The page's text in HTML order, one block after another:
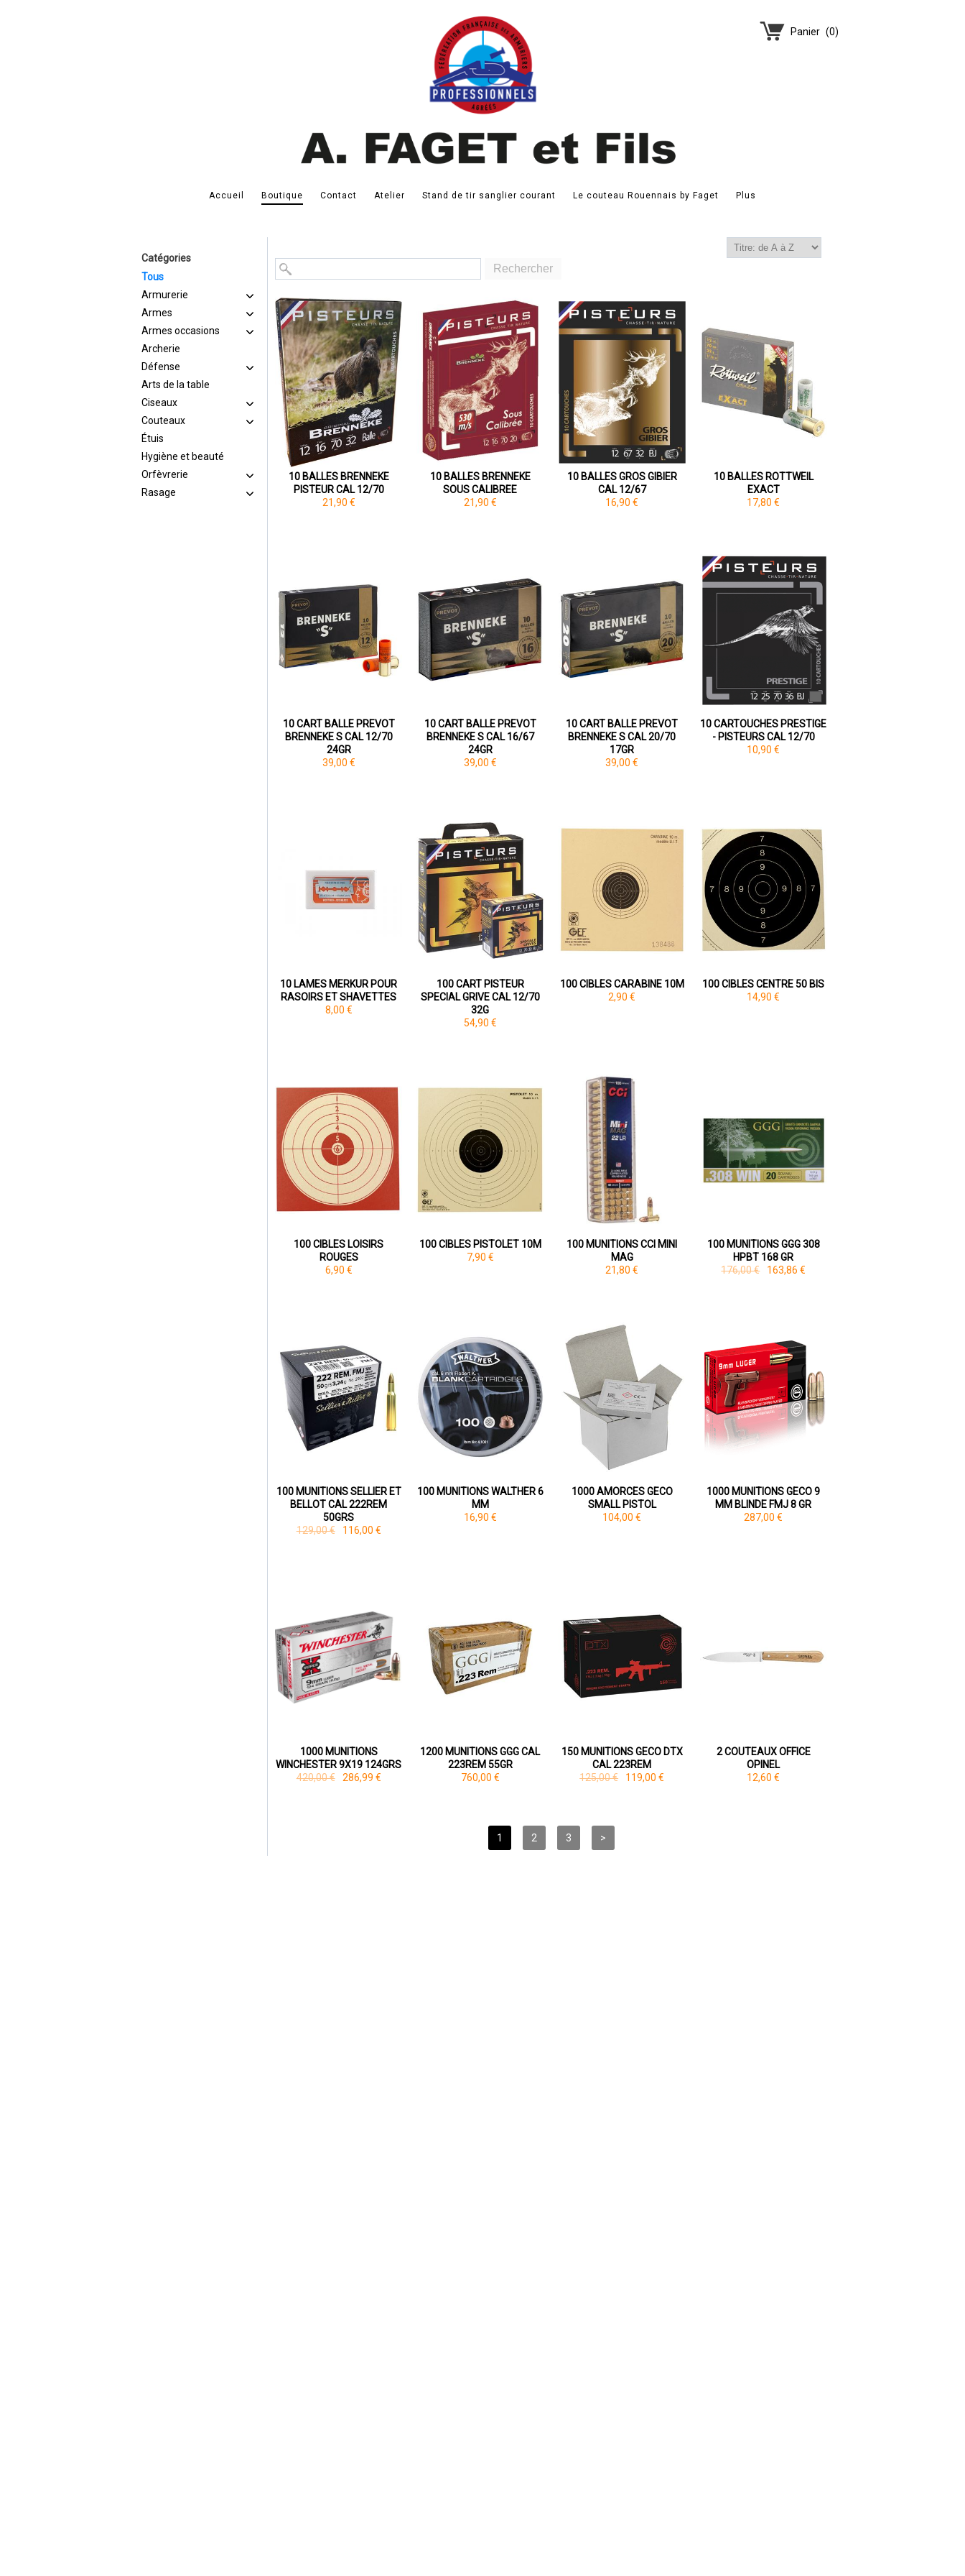
Panier (0)
Accueil Boutique Contact Atelier Stand de tir sanglier courant Le couteau Rouennais by Faget Plus
Catégories
Tous
Armurerie
Armes
Armes occasions
Archerie
Défense
Arts de la table
Ciseaux
Couteaux
Étuis
Hygiène et beauté
Orfèvrerie
Rasage
Rechercher
10 BALLES BRENNEKE
PISTEUR CAL 12/70
21,90 €
10 BALLES BRENNEKE
SOUS CALIBREE
21,90 €
10 BALLES GROS GIBIER
CAL 12/67
16,90 €
10 BALLES ROTTWEIL
EXACT
17,80 €
10 CART BALLE PREVOT
BRENNEKE S CAL 12/70
24GR
39,00 €
10 CART BALLE PREVOT
BRENNEKE S CAL 16/67
24GR
39,00 €
10 CART BALLE PREVOT
BRENNEKE S CAL 20/70
17GR
39,00 €
10 CARTOUCHES PRESTIGE
- PISTEURS CAL 12/70
10,90 €
10 LAMES MERKUR POUR
RASOIRS ET SHAVETTES
8,00 €
100 CART PISTEUR
SPECIAL GRIVE CAL 12/70
32G
54,90 €
100 CIBLES CARABINE 10M
2,90 €
100 CIBLES CENTRE 50 BIS
14,90 €
100 CIBLES LOISIRS
ROUGES
6,90 €
100 CIBLES PISTOLET 10M
7,90 €
100 MUNITIONS CCI MINI
MAG
21,80 €
100 MUNITIONS GGG 308
HPBT 168 GR
176,00 €
163,86 €
100 MUNITIONS SELLIER ET
BELLOT CAL 222REM
50GRS
129,00 €
116,00 €
100 MUNITIONS WALTHER 6
MM
16,90 €
1000 AMORCES GECO
SMALL PISTOL
104,00 €
1000 MUNITIONS GECO 9
MM BLINDE FMJ 8 GR
287,00 €
1000 MUNITIONS
WINCHESTER 9X19 124GRS
420,00 €
286,99 €
1200 MUNITIONS GGG CAL
223REM 55GR
760,00 €
150 MUNITIONS GECO DTX
CAL 223REM
125,00 €
119,00 €
2 COUTEAUX OFFICE
OPINEL
12,60 €